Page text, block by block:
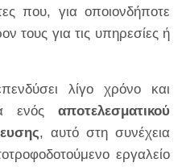
που, για οποιονδήποτε
τους για τις υπηρεσίες ή
λίγο χρόνο και
ενός αποτελεσματικού
, αυτό στη συνέχεια
εργαλείο